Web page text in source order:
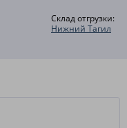
Склад отгрузки:
Нижний Тагил